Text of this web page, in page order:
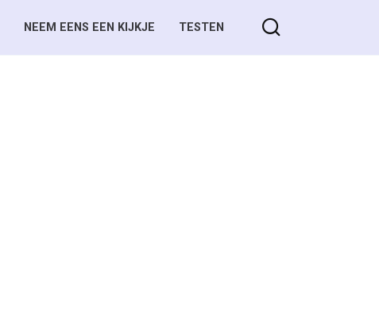
NEEM EENS EEN KIJKJE TESTEN